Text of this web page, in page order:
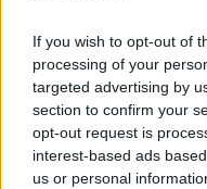
If you wish to opt-out of
processing of your
targeted advertising by
section to confirm your
opt-out request is
interest-based ads
us or personal
Bejegyzés
navigáció
Lopott bringák és
gazdáját keresi a szolnoki
rendőrség